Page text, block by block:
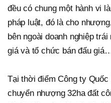
đều có chung một hành vi
pháp luật, đó là cho
bên ngoài doanh nghiệp
giá và tổ chức bán đấu
Tại thời điểm Công ty
chuyển nhượng 32ha đất